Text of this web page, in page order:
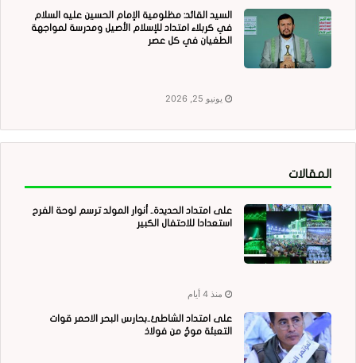
السيد القائد: مظلومية الإمام الحسين عليه السلام
في كربلاء امتداد للإسلام الأصيل ومدرسة لمواجهة
الطغيان في كل عصر
يونيو 25, 2026
المقالات
على امتداد الحديدة.. أنوار المولد ترسم لوحة الفرح
استعدادا للاحتفال الكبير
منذ 4 أيام
على امتداد الشاطئ..بحارس البحر الاحمر قوات
التعبئة موجٌ من فولاذ